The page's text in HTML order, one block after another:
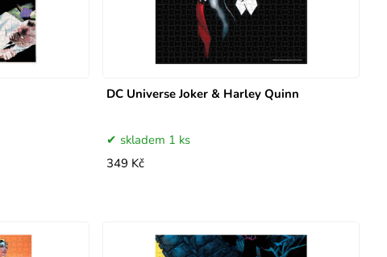
DC Universe Joker & Harley Quinn
skladem 1 ks
349 Kč